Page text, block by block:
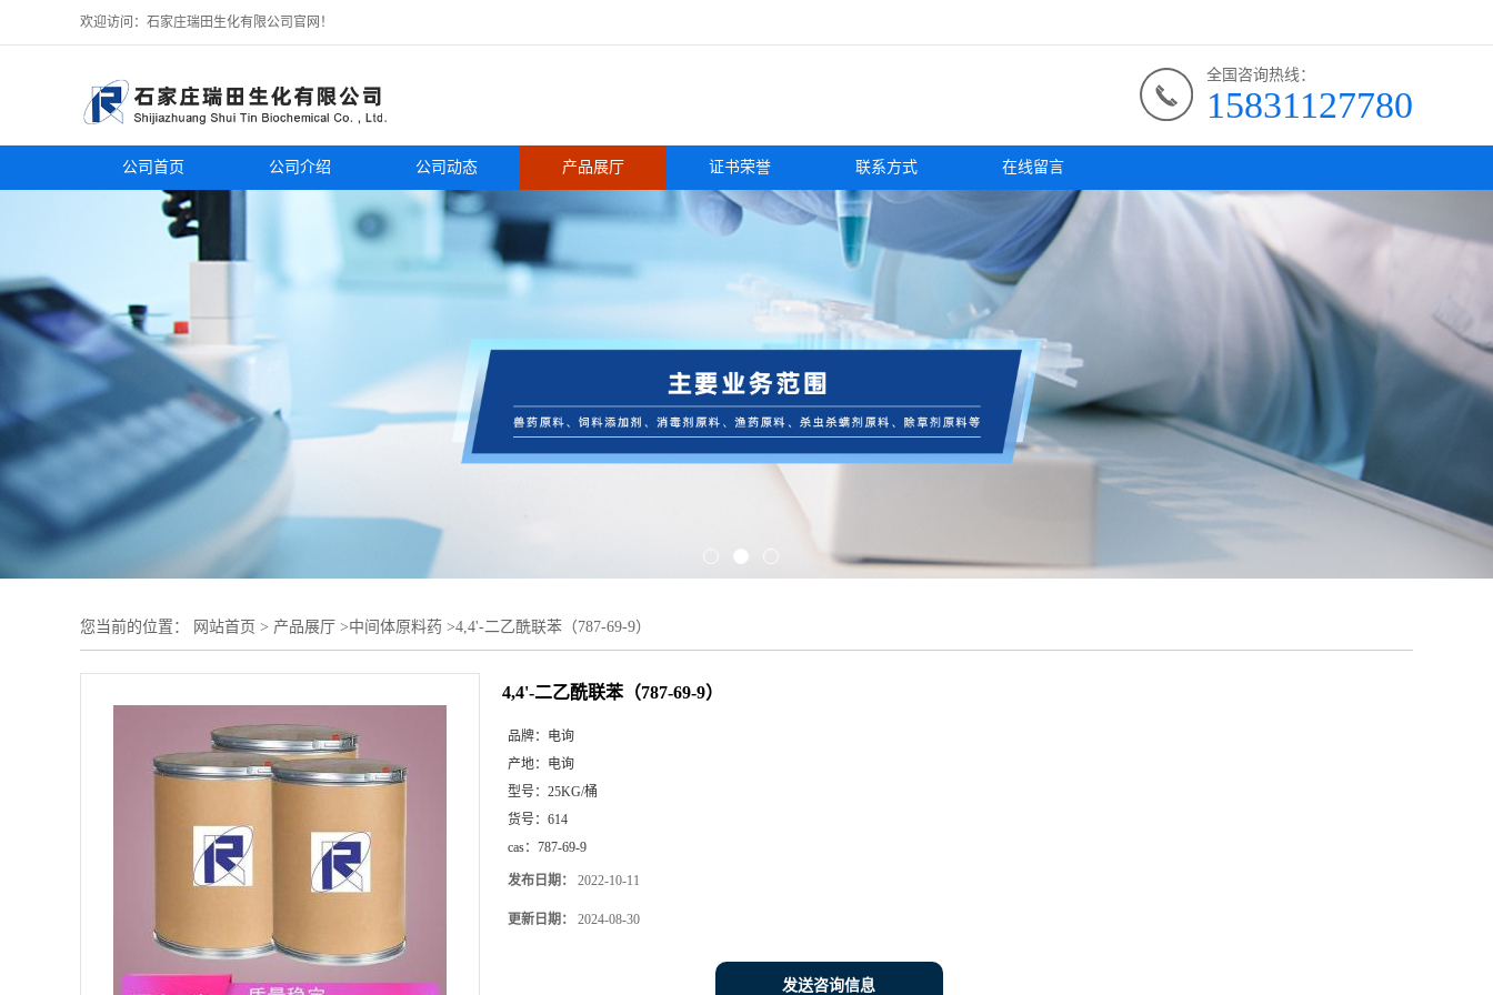
欢迎访问：石家庄瑞田生化有限公司官网！
全国咨询热线：
15831127780
公司首页 公司介绍 公司动态 产品展厅 证书荣誉 联系方式 在线留言
您当前的位置： 网站首页 > 产品展厅 >中间体原料药 >4,4'-二乙酰联苯（787-69-9）
4,4'-二乙酰联苯（787-69-9）
品牌： 电询
产地： 电询
型号： 25KG/桶
货号： 614
cas： 787-69-9
发布日期： 2022-10-11
更新日期： 2024-08-30
发送咨询信息